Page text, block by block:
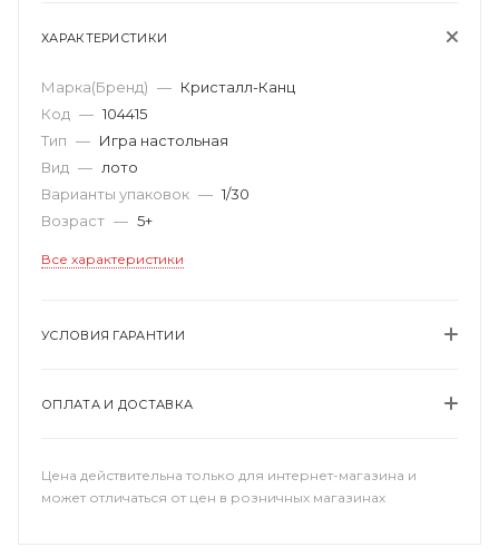
ХАРАКТЕРИСТИКИ
Марка(Бренд) — Кристалл-Канц
Код — 104415
Тип — Игра настольная
Вид — лото
Варианты упаковок — 1/30
Возраст — 5+
Все характеристики
УСЛОВИЯ ГАРАНТИИ
ОПЛАТА И ДОСТАВКА
Цена действительна только для интернет-магазина и
может отличаться от цен в розничных магазинах